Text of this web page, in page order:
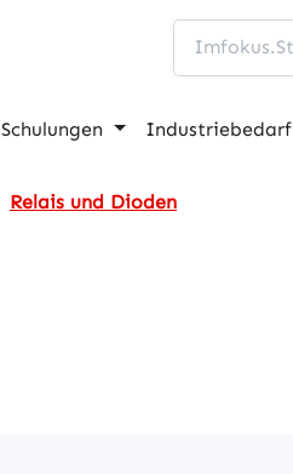
Schulungen Industriebedarf
Relais und Dioden